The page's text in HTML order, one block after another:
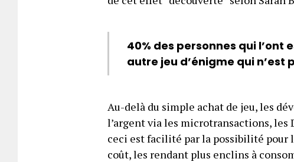
40% des personnes qui l’ont
autre jeu d’énigme qui n’est
Au-delà du simple achat de jeu, les
l’argent via les microtransactions, les
ceci est facilité par la possibilité pour
coût, les rendant plus enclins à